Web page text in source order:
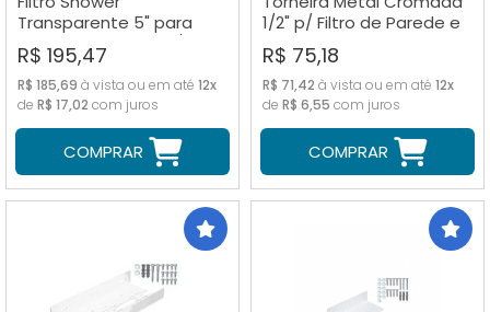
Transparente 5" para
Chuveiro e Ducha c/ Niple
R$ 195,47
R$ 185,69 à vista ou em até 12x
de R$ 17,02 com juros
COMPRAR
1/2" p/ Filtro de Parede e
Bebedouros
R$ 75,18
R$ 71,42 à vista ou em até 12x
de R$ 6,55 com juros
COMPRAR